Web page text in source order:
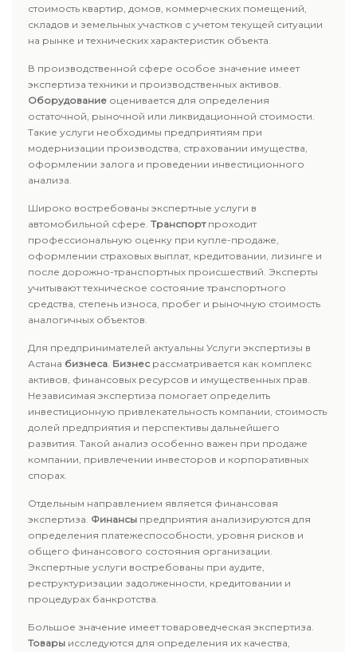
стоимость квартир, домов, коммерческих помещений,
складов и земельных участков с учетом текущей ситуации
на рынке и технических характеристик объекта.
В производственной сфере особое значение имеет
экспертиза техники и производственных активов.
Оборудование оценивается для определения
остаточной, рыночной или ликвидационной стоимости.
Такие услуги необходимы предприятиям при
модернизации производства, страховании имущества,
оформлении залога и проведении инвестиционного
анализа.
Широко востребованы экспертные услуги в
автомобильной сфере. Транспортпроходит
профессиональную оценку при купле-продаже,
оформлении страховых выплат, кредитовании, лизинге и
после дорожно-транспортных происшествий. Эксперты
учитывают техническое состояние транспортного
средства, степень износа, пробег и рыночную стоимость
аналогичных объектов.
Для предпринимателей актуальны Услуги экспертизы в
Астана бизнеса. Бизнес рассматривается как комплекс
активов, финансовых ресурсов и имущественных прав.
Независимая экспертиза помогает определить
инвестиционную привлекательность компании, стоимость
долей предприятия и перспективы дальнейшего
развития. Такой анализ особенно важен при продаже
компании, привлечении инвесторов и корпоративных
спорах.
Отдельным направлением является финансовая
экспертиза. Финансы предприятия анализируются для
определения платежеспособности, уровня рисков и
общего финансового состояния организации.
Экспертные услуги востребованы при аудите,
реструктуризации задолженности, кредитовании и
процедурах банкротства.
Большое значение имеет товароведческая экспертиза.
Товары исследуются для определения их качества,